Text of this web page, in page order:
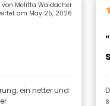
von Melitta Waidacher
am May 25, 2026
ein netter und